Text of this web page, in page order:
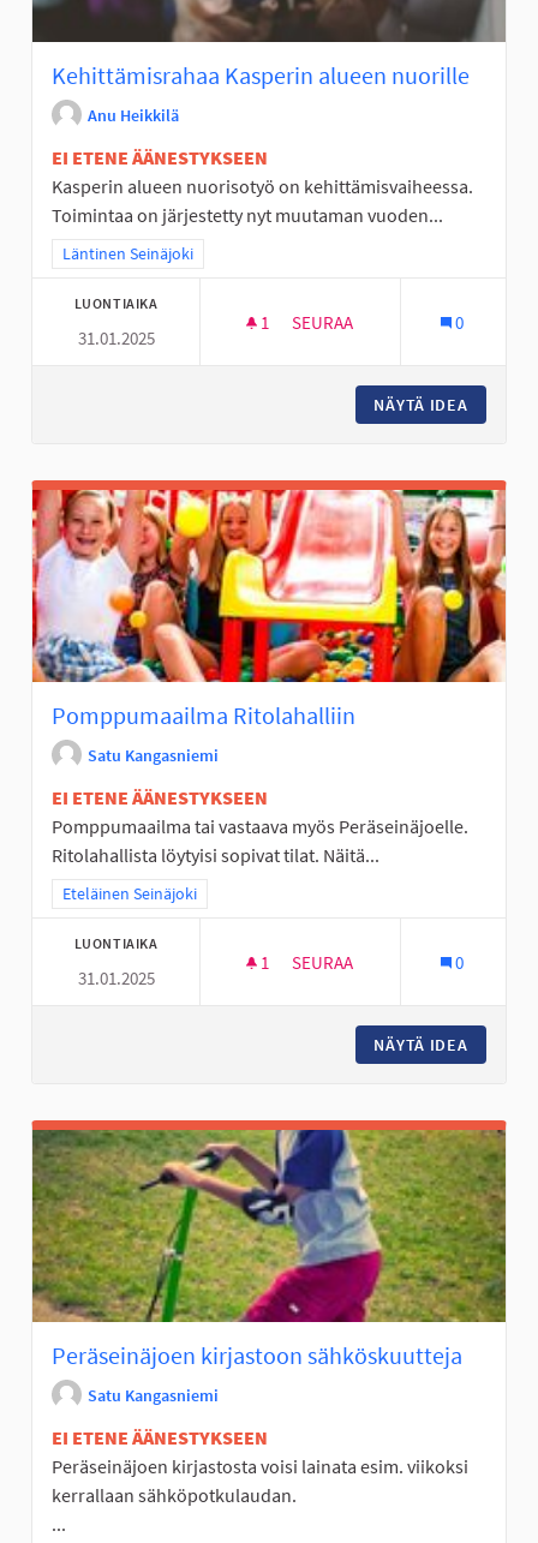
Kehittämisrahaa Kasperin alueen nuorille
Anu Heikkilä
EI ETENE ÄÄNESTYKSEEN
Kasperin alueen nuorisotyö on kehittämisvaiheessa.
Toimintaa on järjestetty nyt muutaman vuoden...
Rajaa tulokset teeman mukaan: Läntinen Seinäjoki
Läntinen Seinäjoki
LUONTIAIKA
31.01.2025
1 1 SEURAAJA
SEURAA 0
NÄYTÄ IDEA
Pomppumaailma Ritolahalliin
Satu Kangasniemi
EI ETENE ÄÄNESTYKSEEN
Pomppumaailma tai vastaava myös Peräseinäjoelle.
Ritolahallista löytyisi sopivat tilat. Näitä...
Rajaa tulokset teeman mukaan: Eteläinen Seinäjoki
Eteläinen Seinäjoki
LUONTIAIKA
31.01.2025
1 1 SEURAAJA
SEURAA 0
NÄYTÄ IDEA
Peräseinäjoen kirjastoon sähköskuutteja
Satu Kangasniemi
EI ETENE ÄÄNESTYKSEEN
Peräseinäjoen kirjastosta voisi lainata esim. viikoksi
kerrallaan sähköpotkulaudan.
...